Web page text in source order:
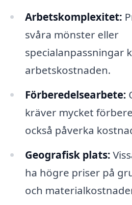
Arbetskomplexitet:
svåra mönster eller
specialanpassningar
arbetskostnaden.
Förberedelsearbete:
kräver mycket
också påverka
Geografisk plats:
ha högre priser på
och